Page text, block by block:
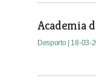
Academia
Desporto | 18-03-